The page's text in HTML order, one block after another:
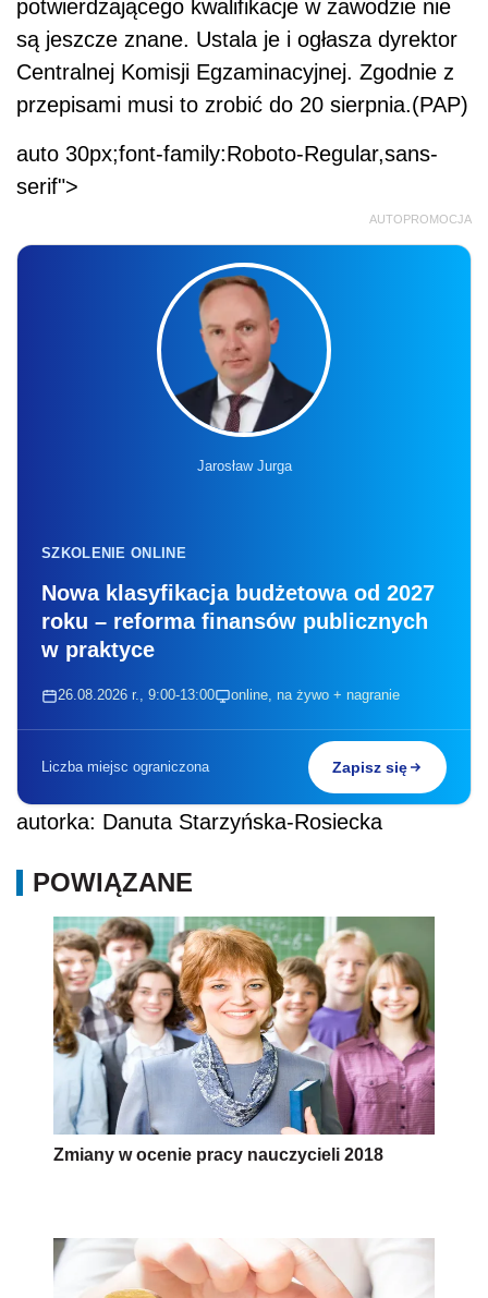
potwierdzającego kwalifikacje w zawodzie nie
są jeszcze znane. Ustala je i ogłasza dyrektor
Centralnej Komisji Egzaminacyjnej. Zgodnie z
przepisami musi to zrobić do 20 sierpnia.(PAP)
auto 30px;font-family:Roboto-Regular,sans-
serif">
AUTOPROMOCJA
Jarosław Jurga
SZKOLENIE ONLINE
Nowa klasyfikacja budżetowa od 2027
roku – reforma finansów publicznych
w praktyce
26.08.2026 r., 9:00-13:00 online, na żywo + nagranie
Liczba miejsc ograniczona Zapisz się
autorka: Danuta Starzyńska-Rosiecka
POWIĄZANE
Zmiany w ocenie pracy nauczycieli 2018